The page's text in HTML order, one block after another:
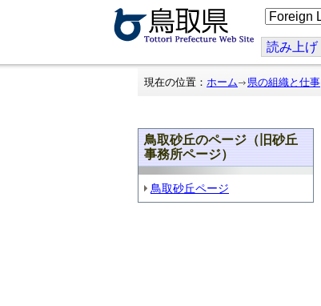
こ
の
ジ
を
翻
読み上げ
現在の位置： ホーム 県の組織と仕事
鳥取砂丘のページ（旧砂丘
事務所ページ）
鳥取砂丘ページ